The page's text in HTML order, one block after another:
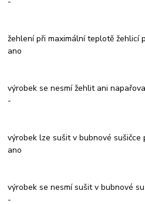
žehlení při maximální teplotě žehlicí
ano
výrobek se nesmí žehlit ani
-
výrobek lze sušit v bubnové sušičce
ano
výrobek se nesmí sušit v bubnové
-